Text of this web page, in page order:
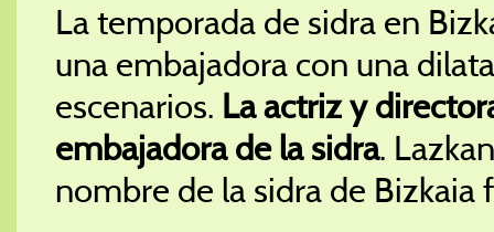
La temporada de sidra en
una embajadora con una
escenarios. La actriz y
embajadora de la sidra.
nombre de la sidra de Bizkaia